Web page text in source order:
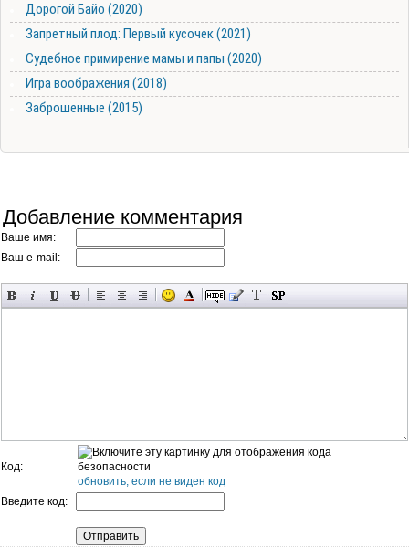
Дорогой Байо (2020)
Запретный плод: Первый кусочек (2021)
Судебное примирение мамы и папы (2020)
Игра воображения (2018)
Заброшенные (2015)
Добавление комментария
Ваше имя:
Ваш e-mail:
Код:
обновить, если не виден код
Введите код: